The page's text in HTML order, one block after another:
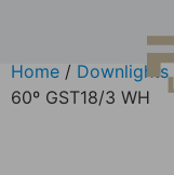
Home / Downlights
60º GST18/3 WH